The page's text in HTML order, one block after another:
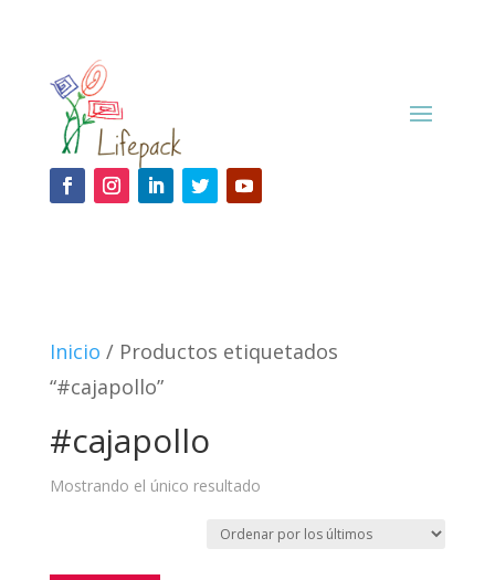
Inicio / Productos etiquetados
“#cajapollo”
#cajapollo
Mostrando el único resultado